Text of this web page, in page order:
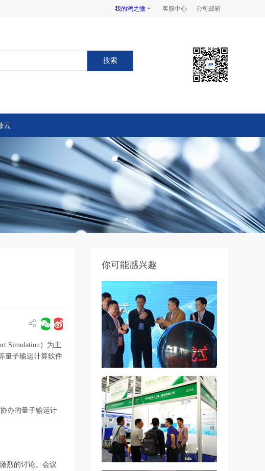
我的鸿之微 客服中心 公司邮箱
搜索
云
Simulation）为主
量子输运计算软件
办的量子输运计
烈的讨论。会议
你可能感兴趣